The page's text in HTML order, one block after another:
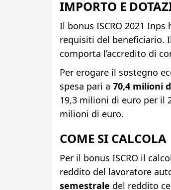
IMPORTO E
Il bonus ISCRO 2021
requisiti del beneficiario.
comporta l’accredito di
Per erogare il sostegno
spesa pari a 70,4 milioni
19,3 milioni di euro per il
milioni di euro.
COME SI CALCOLA
Per il bonus ISCRO il
reddito del lavoratore
semestrale del reddito